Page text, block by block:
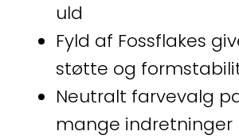
uld
Fyld af Fossflakes
støtte og
Neutralt farvevalg
mange indretninger